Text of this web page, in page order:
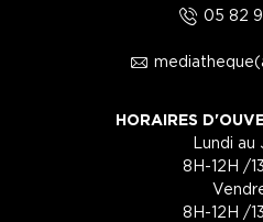
5 05 82
1
HORAIRES
Lundi au
8H-12H /
8H-12H /